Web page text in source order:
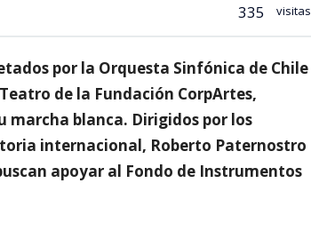
335 visitas
por la Orquesta Sinfónica de Chile
de la Fundación CorpArtes,
marcha blanca. Dirigidos por los
internacional, Roberto Paternostro
apoyar al Fondo de Instrumentos